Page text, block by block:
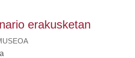
erakusketan